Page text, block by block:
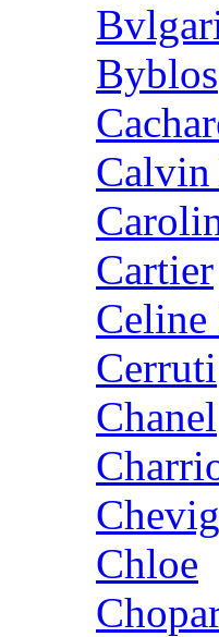
Byblos
Cartier
Cerruti
Chanel
Chloe